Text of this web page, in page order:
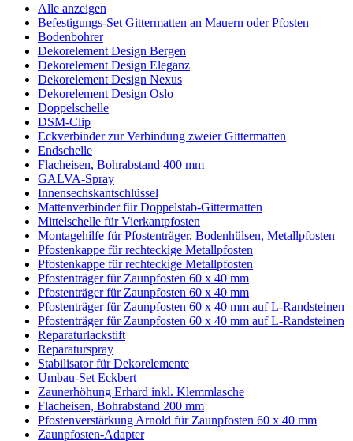
Alle anzeigen
Befestigungs-Set Gittermatten an Mauern oder Pfosten
Bodenbohrer
Dekorelement Design Bergen
Dekorelement Design Eleganz
Dekorelement Design Nexus
Dekorelement Design Oslo
Doppelschelle
DSM-Clip
Eckverbinder zur Verbindung zweier Gittermatten
Endschelle
Flacheisen, Bohrabstand 400 mm
GALVA-Spray
Innensechskantschlüssel
Mattenverbinder für Doppelstab-Gittermatten
Mittelschelle für Vierkantpfosten
Montagehilfe für Pfostenträger, Bodenhülsen, Metallpfosten
Pfostenkappe für rechteckige Metallpfosten
Pfostenkappe für rechteckige Metallpfosten
Pfostenträger für Zaunpfosten 60 x 40 mm
Pfostenträger für Zaunpfosten 60 x 40 mm
Pfostenträger für Zaunpfosten 60 x 40 mm auf L-Randsteinen
Pfostenträger für Zaunpfosten 60 x 40 mm auf L-Randsteinen
Reparaturlackstift
Reparaturspray
Stabilisator für Dekorelemente
Umbau-Set Eckbert
Zaunerhöhung Erhard inkl. Klemmlasche
Flacheisen, Bohrabstand 200 mm
Pfostenverstärkung Arnold für Zaunpfosten 60 x 40 mm
Zaunpfosten-Adapter